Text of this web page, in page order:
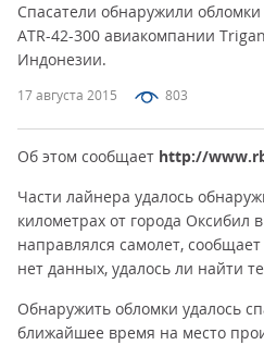
17 августа 2015 803
Спасатели обнаружили
ATR-42-300 авиакомпании
Индонезии.
Об этом сообщает http://
Части лайнера удалось
километрах от города Оксибил
направлялся самолет,
нет данных, удалось ли найти
Обнаружить обломки удалось
ближайшее время на место